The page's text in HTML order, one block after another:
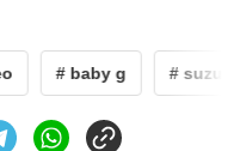
# baby g # suzuki